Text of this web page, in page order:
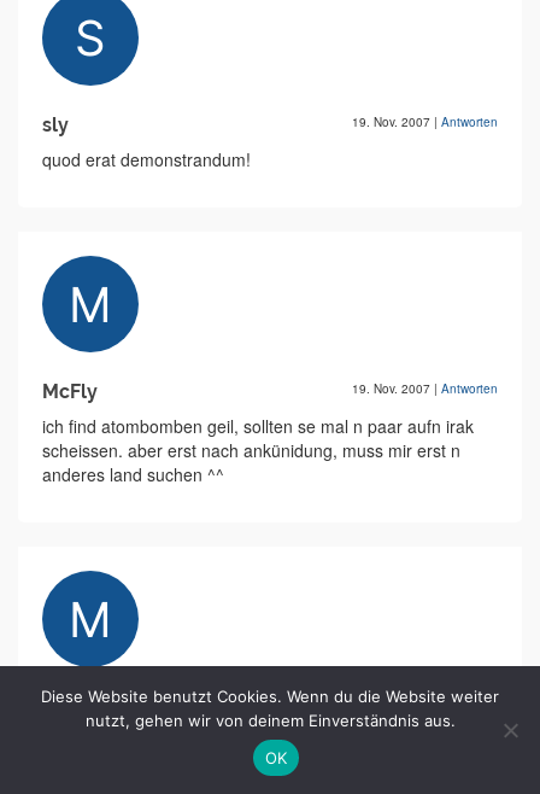
sly 19. Nov. 2007 | Antworten
quod erat demonstrandum!
McFly 19. Nov. 2007 | Antworten
ich find atombomben geil, sollten se mal n paar aufn irak
scheissen. aber erst nach ankünidung, muss mir erst n
anderes land suchen ^^
@mcfly 19. Nov. 2007|Antworten
tja frauen stehen halt auf waffen ich find frauen geil
Diese Website benutzt Cookies. Wenn du die Website weiter
nutzt, gehen wir von deinem Einverständnis aus.
OK